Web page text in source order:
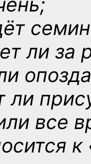
ли за
ли
все